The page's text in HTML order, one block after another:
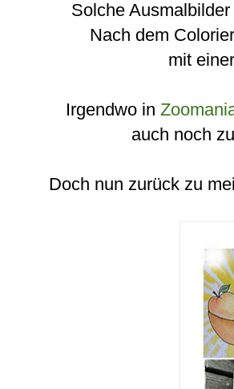
Solche
Nach dem
mit
Irgendwo in
auch noch
Doch nun zurück zu